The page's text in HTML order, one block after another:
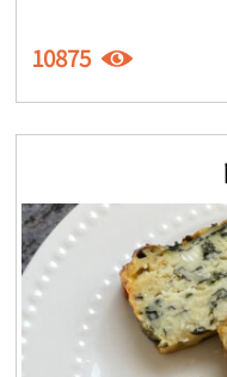
10875